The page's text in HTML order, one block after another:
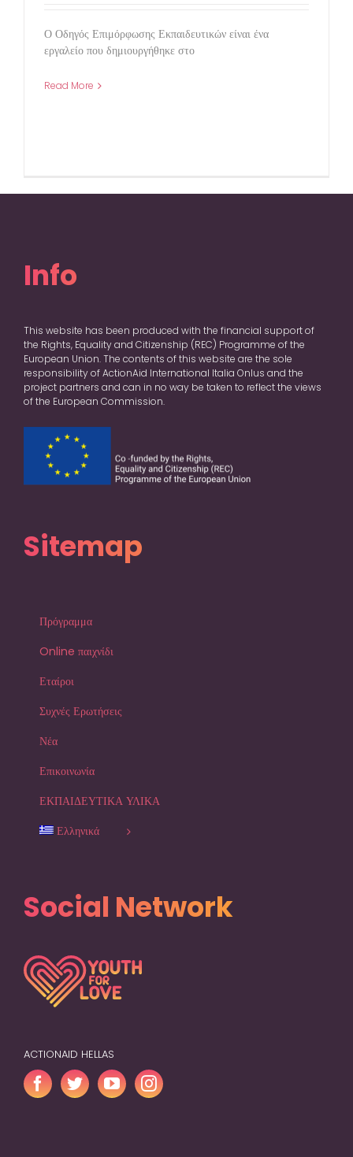
Ο Οδηγός Επιμόρφωσης Εκπαιδευτικών είναι ένα
εργαλείο που δημιουργήθηκε στο
Read More
Info
This website has been produced with the financial support of
the Rights, Equality and Citizenship (REC) Programme of the
European Union. The contents of this website are the sole
responsibility of ActionAid International Italia Onlus and the
project partners and can in no way be taken to reflect the views
of the European Commission.
Sitemap
Πρόγραμμα
Online παιχνίδι
Εταίροι
Συχνές Ερωτήσεις
Νέα
Επικοινωνία
ΕΚΠΑΙΔΕΥΤΙΚΑ ΥΛΙΚΑ
Ελληνικά
Social Network
ACTIONAID HELLAS